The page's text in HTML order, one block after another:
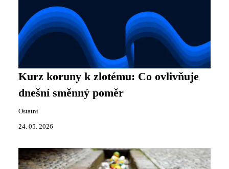
Kurz koruny k zlotému: Co ovlivňuje
dnešní směnný poměr
Ostatní
24. 05. 2026